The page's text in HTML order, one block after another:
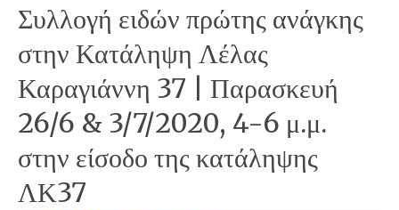
Συλλογή ειδών πρώτης ανάγκης
στην Κατάληψη Λέλας
Καραγιάννη 37 | Παρασκευή
26/6 & 3/7/2020, 4-6 μ.μ.
στην είσοδο της κατάληψης
ΛΚ37